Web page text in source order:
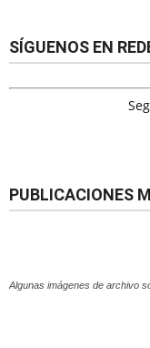
SÍGUENOS EN
PUBLICACIONES
Algunas imágenes de archivo